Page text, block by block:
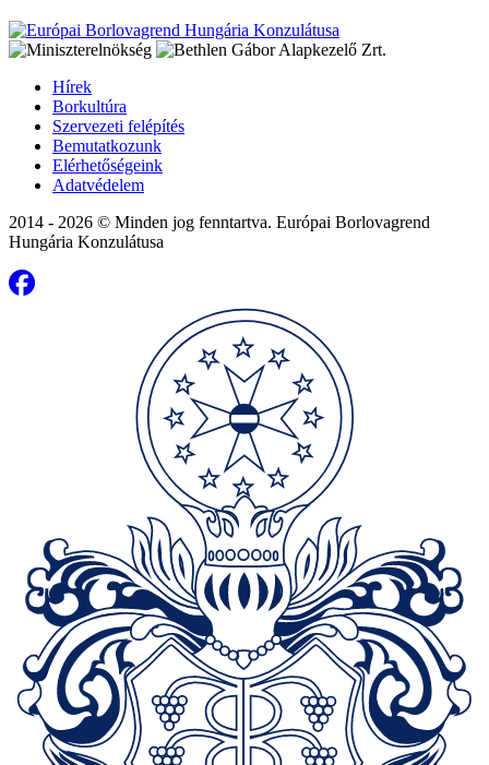
Hírek
Borkultúra
Szervezeti felépítés
Bemutatkozunk
Elérhetőségeink
Adatvédelem
2014 - 2026 © Minden jog fenntartva. Európai Borlovagrend
Hungária Konzulátusa